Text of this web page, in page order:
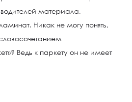
материала,
Никак не могу понять,
Ведь к паркету он не имеет